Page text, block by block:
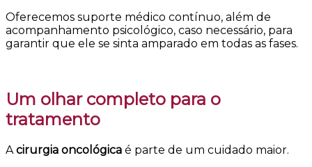
Oferecemos suporte médico contínuo, além de
acompanhamento psicológico, caso necessário, para
garantir que ele se sinta amparado em todas as fases.
Um olhar completo para o
tratamento
A cirurgia oncológica é parte de um cuidado maior.